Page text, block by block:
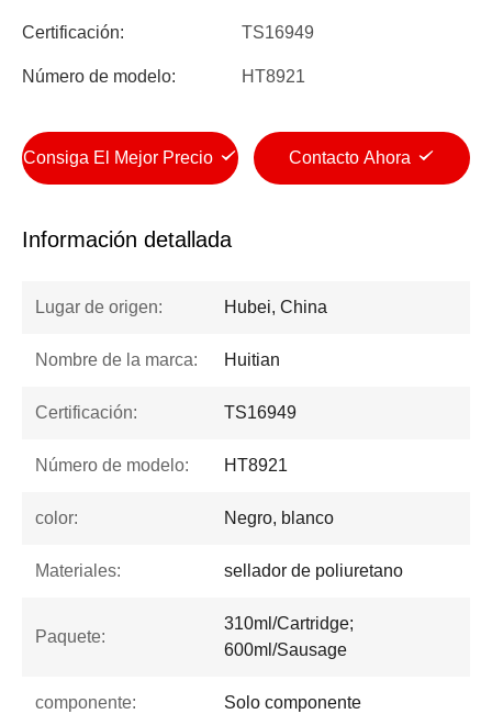
Certificación: TS16949
Número de modelo: HT8921
Consiga El Mejor Precio Contacto Ahora
Información detallada
Lugar de origen: Hubei, China
Nombre de la marca: Huitian
Certificación: TS16949
Número de modelo: HT8921
color: Negro, blanco
Materiales: sellador de poliuretano
Paquete:
310ml/Cartridge;
600ml/Sausage
componente: Solo componente